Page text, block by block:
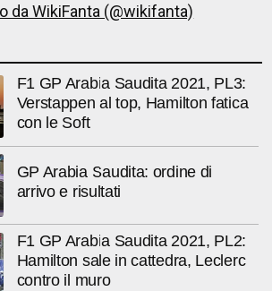
da WikiFanta (@wikifanta)
F1 GP Arabia Saudita 2021, PL3:
Verstappen al top, Hamilton fatica
con le Soft
GP Arabia Saudita: ordine di
arrivo e risultati
F1 GP Arabia Saudita 2021, PL2:
Hamilton sale in cattedra, Leclerc
contro il muro